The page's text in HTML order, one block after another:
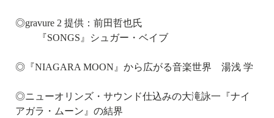
◎gravure 2 提供：前田哲也氏
『SONGS』シュガー・ベイブ
◎『NIAGARA MOON』から広がる音楽世界 湯浅 学
◎ニューオリンズ・サウンド仕込みの大滝詠一『ナイ
アガラ・ムーン』の結界